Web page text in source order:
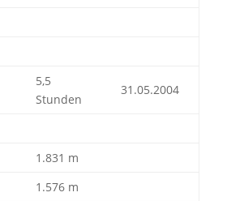
5,5
Stunden
31.05.2004
1.831 m
1.576 m